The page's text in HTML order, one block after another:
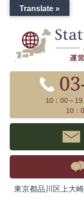
10：00～19
10：
東京都品川区上大
Translate »